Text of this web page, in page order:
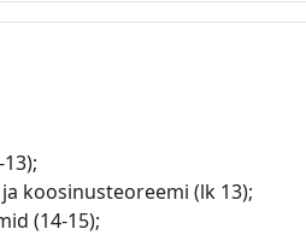
koosinusteoreemi (lk 13);
(14-15);